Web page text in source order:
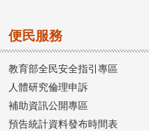
便民服務
教育部全民安全指引專區
人體研究倫理申訴
補助資訊公開專區
預告統計資料發布時間表